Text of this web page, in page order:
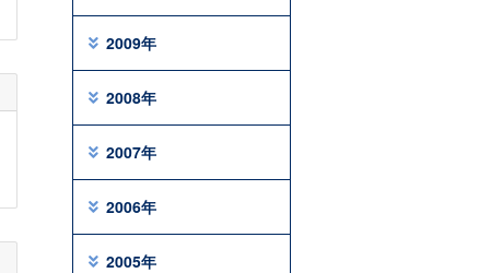
2009年
2008年
2007年
2006年
2005年